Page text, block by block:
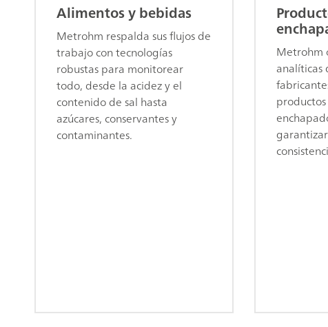
Alimentos y bebidas
Metrohm respalda sus flujos de
trabajo con tecnologías
robustas para monitorear
todo, desde la acidez y el
contenido de sal hasta
azúcares, conservantes y
contaminantes.
Metrohm
analíticas